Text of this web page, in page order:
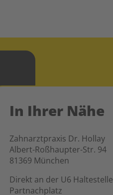
In Ihrer Nähe
Zahnarztpraxis Dr. Hollay
Albert-Roßhaupter-Str. 94
81369 München
Direkt an der U6 Haltestelle
Partnachplatz